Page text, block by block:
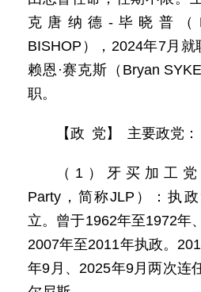
克唐纳德-毕晓普（
BISHOP），2024年7月
赖恩·赛克斯（Bryan
职。
【政 党】 主要政党：
（1）牙买加工党
Party，简称JLP）：执
立。曾于1962年至1972年
2007年至2011年执政。
年9月、2025年9月两次连